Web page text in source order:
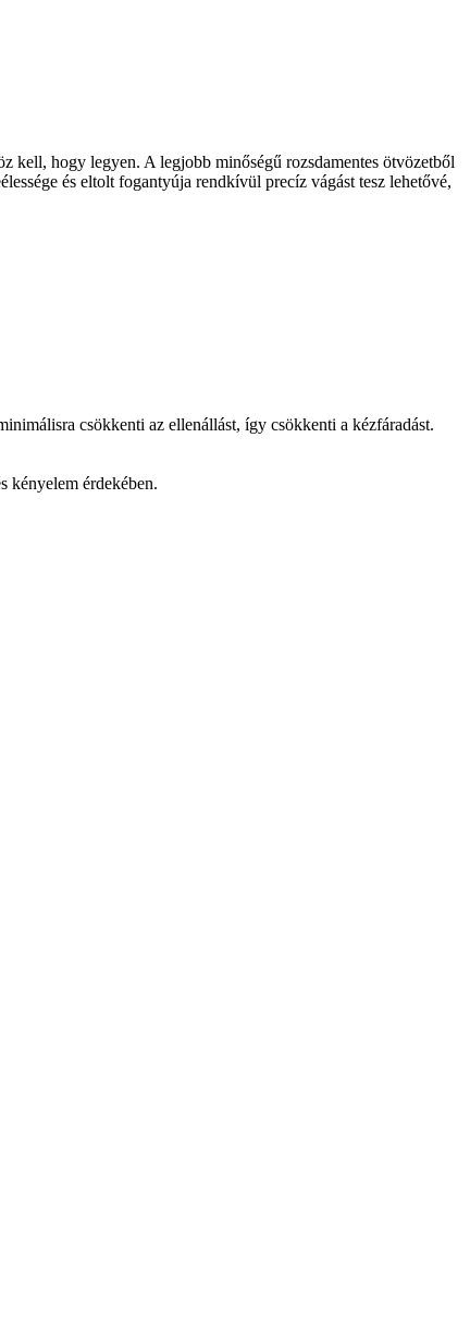
kell, hogy legyen. A legjobb minőségű rozsdamentes ötvözetből
és eltolt fogantyúja rendkívül precíz vágást tesz lehetővé,
csökkenti az ellenállást, így csökkenti a kézfáradást.
kényelem érdekében.